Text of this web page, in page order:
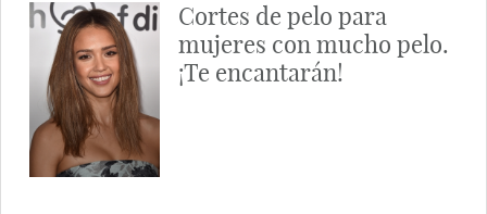
Cortes de pelo para
mujeres con mucho pelo.
¡Te encantarán!